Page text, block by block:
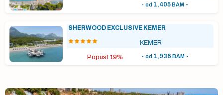
- od 1,405BAM-
SHERWOOD EXCLUSIVE KEMER
KEMER
Popust 19% - od 1,936 BAM-